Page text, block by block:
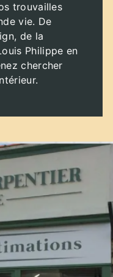
trouvailles
vie. De
de la
Philippe en
chercher